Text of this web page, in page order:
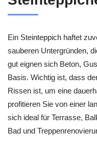
Ein Steinteppich haftet
sauberen Untergründen,
gut eignen sich Beton,
Basis. Wichtig ist, dass
Rissen ist, um eine
profitieren Sie von einer
sich ideal für Terrasse,
Bad und